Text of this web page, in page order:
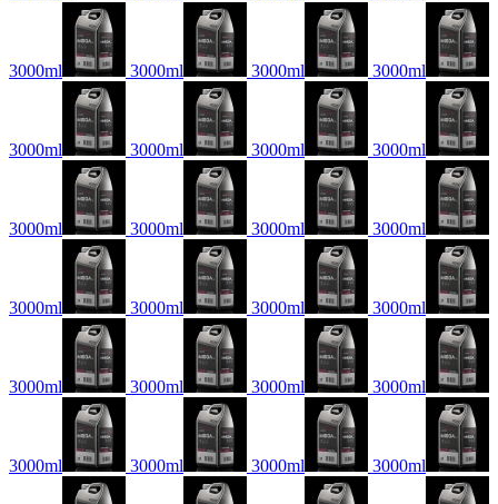
3000ml 3000ml 3000ml 3000ml
3000ml 3000ml 3000ml 3000ml
3000ml 3000ml 3000ml 3000ml
3000ml 3000ml 3000ml 3000ml
3000ml 3000ml 3000ml 3000ml
3000ml 3000ml 3000ml 3000ml